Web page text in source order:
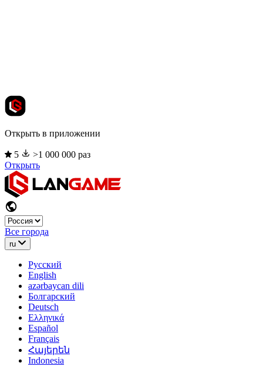
Открыть в приложении
5
>1 000 000 раз
Открыть
Все города
ru
Русский
English
azərbaycan dili
Болгарский
Deutsch
Ελληνικά
Español
Français
Հայերեն
Indonesia